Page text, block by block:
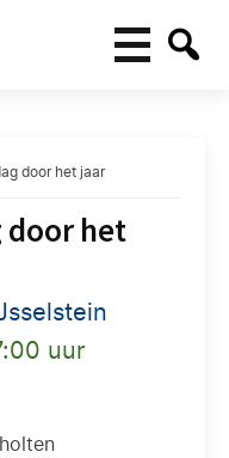
door het jaar
door het
uur